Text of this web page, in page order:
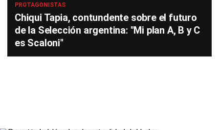
PROTAGONISTAS
Chiqui Tapia, contundente sobre el futuro
de la Selección argentina: "Mi plan A, B y C
es Scaloni"